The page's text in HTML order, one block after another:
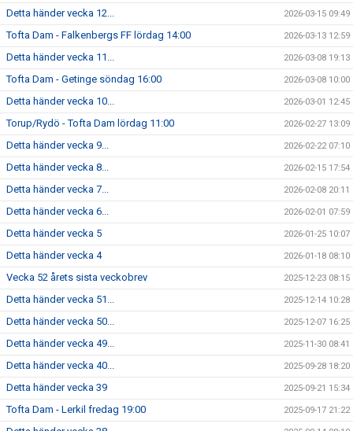
Detta händer vecka 12... 2026-03-15 09:49
Tofta Dam - Falkenbergs FF lördag 14:00 2026-03-13 12:59
Detta händer vecka 11... 2026-03-08 19:13
Tofta Dam - Getinge söndag 16:00 2026-03-08 10:00
Detta händer vecka 10... 2026-03-01 12:45
Torup/Rydö - Tofta Dam lördag 11:00 2026-02-27 13:09
Detta händer vecka 9... 2026-02-22 07:10
Detta händer vecka 8... 2026-02-15 17:54
Detta händer vecka 7... 2026-02-08 20:11
Detta händer vecka 6... 2026-02-01 07:59
Detta händer vecka 5 2026-01-25 10:07
Detta händer vecka 4 2026-01-18 08:10
Vecka 52 årets sista veckobrev 2025-12-23 08:15
Detta händer vecka 51... 2025-12-14 10:28
Detta händer vecka 50... 2025-12-07 16:25
Detta händer vecka 49... 2025-11-30 08:41
Detta händer vecka 40... 2025-09-28 18:20
Detta händer vecka 39 2025-09-21 15:34
Tofta Dam - Lerkil fredag 19:00 2025-09-17 21:22